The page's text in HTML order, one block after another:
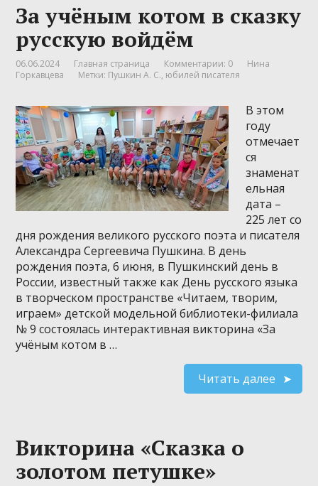
За учёным котом в сказку
русскую войдём
06.06.2024 Главная страница Комментарии: 0
Нина
Горкавцева
Метки: Пушкин А. С., юбилей писателя
В этом
году
отмечает
ся
знаменат
ельная
дата –
225 лет со
дня рождения великого русского поэта и писателя
Александра Сергеевича Пушкина. В день
рождения поэта, 6 июня, в Пушкинский день в
России, известный также как День русского языка
в творческом пространстве «Читаем, творим,
играем» детской модельной библиотеки-филиала
№ 9 состоялась интерактивная викторина «За
учёным котом в …
Читать далее
Викторина «Сказка о
золотом петушке»